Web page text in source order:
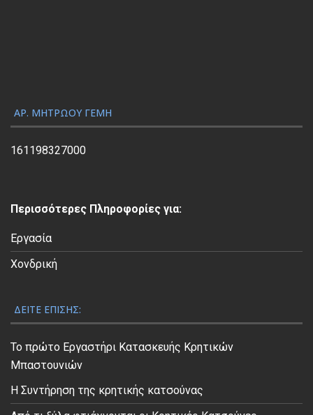
ς
Β
ί
ΑΡ. ΜΗΤΡΏΟΥ ΓΕΜΗ
161198327000
Περισσότερες Πληροφορίες για:
Εργασία
Χονδρική
ΔΕΊΤΕ ΕΠΊΣΗΣ:
Το πρώτο Εργαστήρι Κατασκευής Κρητικών
Μπαστουνιών
Η Συντήρηση της κρητικής κατσούνας